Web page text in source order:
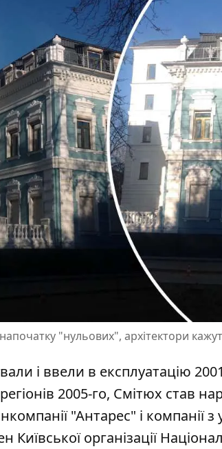
напочатку "нульових", архітектори
і ввели в експлуатацію
2005-го, Смітюх став
"Антарес" і компанії
організації